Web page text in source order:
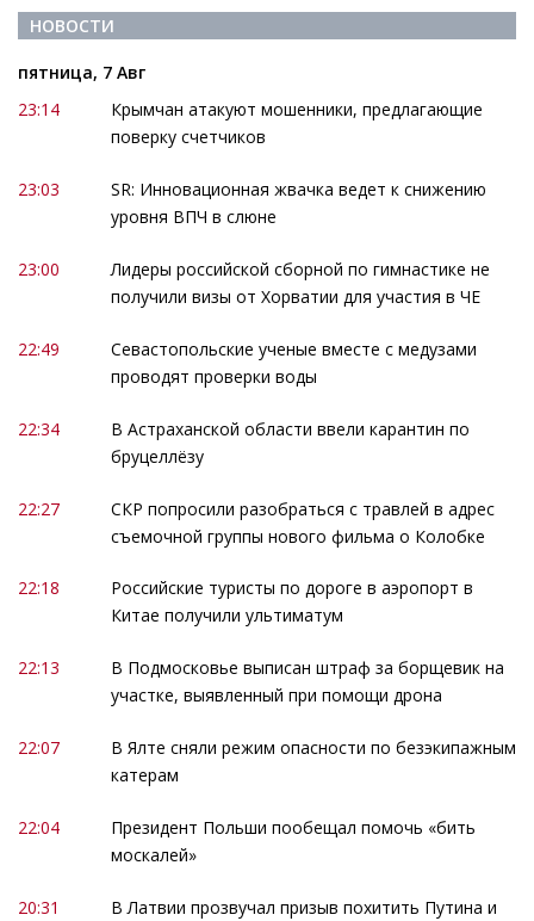
НОВОСТИ
пятница, 7 Авг
23:14
Крымчан атакуют мошенники, предлагающие
поверку счетчиков
23:03
SR: Инновационная жвачка ведет к снижению
уровня ВПЧ в слюне
23:00
Лидеры российской сборной по гимнастике не
получили визы от Хорватии для участия в ЧЕ
22:49
Севастопольские ученые вместе с медузами
проводят проверки воды
22:34
В Астраханской области ввели карантин по
бруцеллёзу
22:27
СКР попросили разобраться с травлей в адрес
съемочной группы нового фильма о Колобке
22:18
Российские туристы по дороге в аэропорт в
Китае получили ультиматум
22:13
В Подмосковье выписан штраф за борщевик на
участке, выявленный при помощи дрона
22:07
В Ялте сняли режим опасности по безэкипажным
катерам
22:04
Президент Польши пообещал помочь «бить
москалей»
20:31
В Латвии прозвучал призыв похитить Путина и